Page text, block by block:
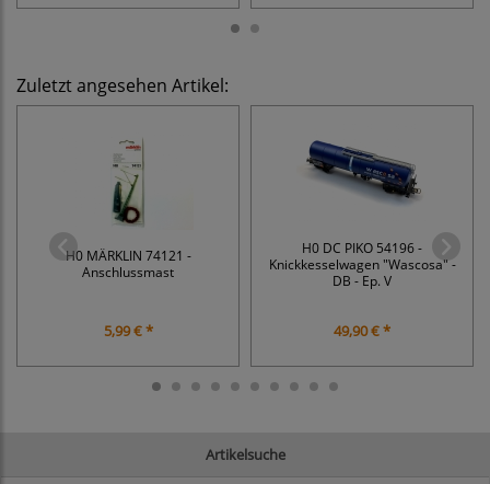
Artikelsuche
Zuletzt angesehen Artikel:
H0 MÄRKLIN 74121 -
Anschlussmast
5,99 € *
H0 DC PIKO 54196 -
Knickkesselwagen "Wascosa" -
DB - Ep. V
49,90 € *